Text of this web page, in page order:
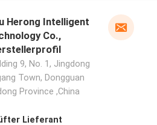
Herong Intelligent
Co.,
9, No. 1, Jingdong
Town, Dongguan
Province ,China
Lieferant